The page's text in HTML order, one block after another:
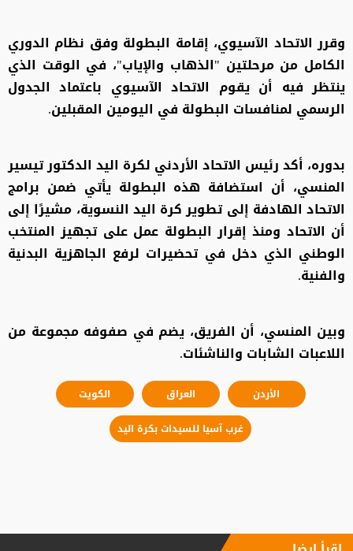
وقرر الاتحاد الآسيوي، إقامة البطولة وفق نظام الدوري
الكامل من مرحلتين "الذهاب والإياب"، في الوقت الذي
ينتظر فيه أن يقوم الاتحاد الآسيوي باعتماد الجدول
الرسمي لمنافسات البطولة في اليومين المقبلين.
بدوره، أكد رئيس الاتحاد الأردني لكرة اليد الدكتور تيسير
المنسي، أن استضافة هذه البطولة يأتي ضمن برامج
الاتحاد الهادفة إلى تطوير كرة اليد النسوية، مشيرًا إلى
أن الاتحاد ومنذ إقرار البطولة عمل على تجهيز المنتخب
الوطني الذي دخل في تحضيرات لرفع الجاهزية البدنية
والفنية.
وبين المنسي، أن الفريق، يضم في صفوفه مجموعة من
اللاعبات الشابات والناشئات.
الأردن العراق
الكويت
غرب آسيا للسيدات بكرة اليد